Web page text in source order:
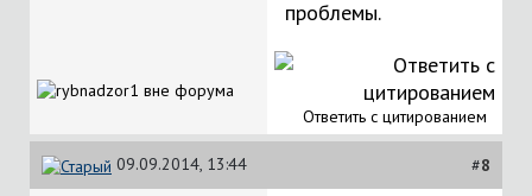
проблемы.
Ответить с цитированием
09.09.2014, 13:44 #8